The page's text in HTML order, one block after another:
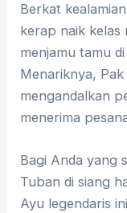
Berkat
kerap naik kelas
menjamu tamu
Menariknya,
mengandalkan
menerima
Bagi Anda yang
Tuban di siang
Ayu legendaris